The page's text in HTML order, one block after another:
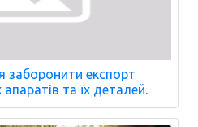
заборонити експорт
та їх деталей.